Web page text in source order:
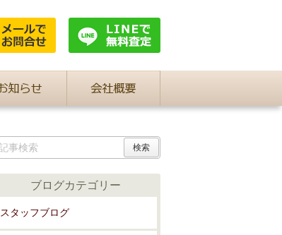
ブログカテゴリー
スタッフブログ